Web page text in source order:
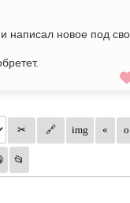
написал новое под